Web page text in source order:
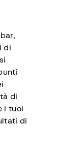
di
di
i tuoi
di